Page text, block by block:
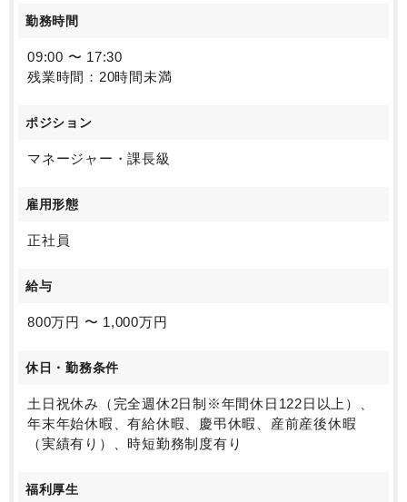
勤務時間
09:00 〜 17:30
残業時間：20時間未満
ポジション
マネージャー・課長級
雇用形態
正社員
給与
800万円 〜 1,000万円
休日・勤務条件
土日祝休み（完全週休2日制※年間休日122日以上）、
年末年始休暇、有給休暇、慶弔休暇、産前産後休暇
（実績有り）、時短勤務制度有り
福利厚生